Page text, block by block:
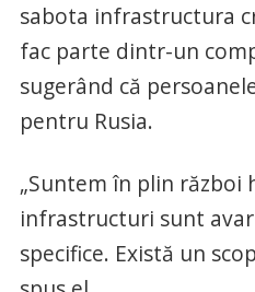
sabota infrastructura
fac parte dintr-un
sugerând că
pentru Rusia.
„Suntem în plin război
infrastructuri sunt
specifice. Există un